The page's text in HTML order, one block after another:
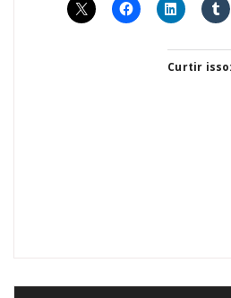
Curtir isso: